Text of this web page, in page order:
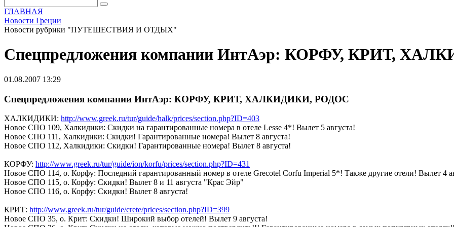
ГЛАВНАЯ
Новости Греции
Новости рубрики "ПУТЕШЕСТВИЯ И ОТДЫХ"
Спецпредложения компании ИнтАэр: КОРФУ, КРИТ,
01.08.2007 13:29
Спецпредложения компании ИнтАэр: КОРФУ, КРИТ, ХАЛКИДИКИ, РОДОС
ХАЛКИДИКИ: http://www.greek.ru/tur/guide/halk/prices/section.php?ID=403
Новое СПО 109, Халкидики: Скидки на гарантированные номера в отеле Lesse 4*! Вылет 5 августа!
Новое СПО 111, Халкидики: Скидки! Гарантированные номера! Вылет 8 августа!
Новое СПО 112, Халкидики: Скидки! Гарантированные номера! Вылет 8 августа!
КОРФУ: http://www.greek.ru/tur/guide/ion/korfu/prices/section.php?ID=431
Новое СПО 114, о. Корфу: Последний гарантированный номер в отеле Grecotel Corfu Imperial 5*! Также другие отели! Вылет 4
Новое СПО 115, о. Корфу: Скидки! Вылет 8 и 11 августа "Крас Эйр"
Новое СПО 116, о. Корфу: Скидки! Вылет 8 августа!
КРИТ: http://www.greek.ru/tur/guide/crete/prices/section.php?ID=399
Новое СПО 35, о. Крит: Скидки! Широкий выбор отелей! Вылет 9 августа!